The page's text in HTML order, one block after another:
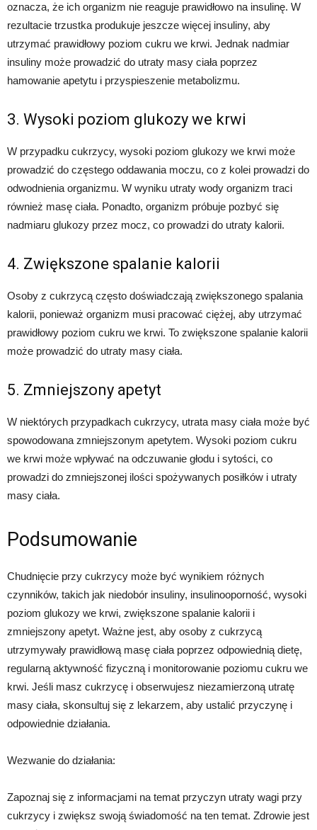
oznacza, że ich organizm nie reaguje prawidłowo na insulinę. W
rezultacie trzustka produkuje jeszcze więcej insuliny, aby
utrzymać prawidłowy poziom cukru we krwi. Jednak nadmiar
insuliny może prowadzić do utraty masy ciała poprzez
hamowanie apetytu i przyspieszenie metabolizmu.
3. Wysoki poziom glukozy we krwi
W przypadku cukrzycy, wysoki poziom glukozy we krwi może
prowadzić do częstego oddawania moczu, co z kolei prowadzi do
odwodnienia organizmu. W wyniku utraty wody organizm traci
również masę ciała. Ponadto, organizm próbuje pozbyć się
nadmiaru glukozy przez mocz, co prowadzi do utraty kalorii.
4. Zwiększone spalanie kalorii
Osoby z cukrzycą często doświadczają zwiększonego spalania
kalorii, ponieważ organizm musi pracować ciężej, aby utrzymać
prawidłowy poziom cukru we krwi. To zwiększone spalanie kalorii
może prowadzić do utraty masy ciała.
5. Zmniejszony apetyt
W niektórych przypadkach cukrzycy, utrata masy ciała może być
spowodowana zmniejszonym apetytem. Wysoki poziom cukru
we krwi może wpływać na odczuwanie głodu i sytości, co
prowadzi do zmniejszonej ilości spożywanych posiłków i utraty
masy ciała.
Podsumowanie
Chudnięcie przy cukrzycy może być wynikiem różnych
czynników, takich jak niedobór insuliny, insulinooporność, wysoki
poziom glukozy we krwi, zwiększone spalanie kalorii i
zmniejszony apetyt. Ważne jest, aby osoby z cukrzycą
utrzymywały prawidłową masę ciała poprzez odpowiednią dietę,
regularną aktywność fizyczną i monitorowanie poziomu cukru we
krwi. Jeśli masz cukrzycę i obserwujesz niezamierzoną utratę
masy ciała, skonsultuj się z lekarzem, aby ustalić przyczynę i
odpowiednie działania.
Wezwanie do działania:
Zapoznaj się z informacjami na temat przyczyn utraty wagi przy
cukrzycy i zwiększ swoją świadomość na ten temat. Zdrowie jest